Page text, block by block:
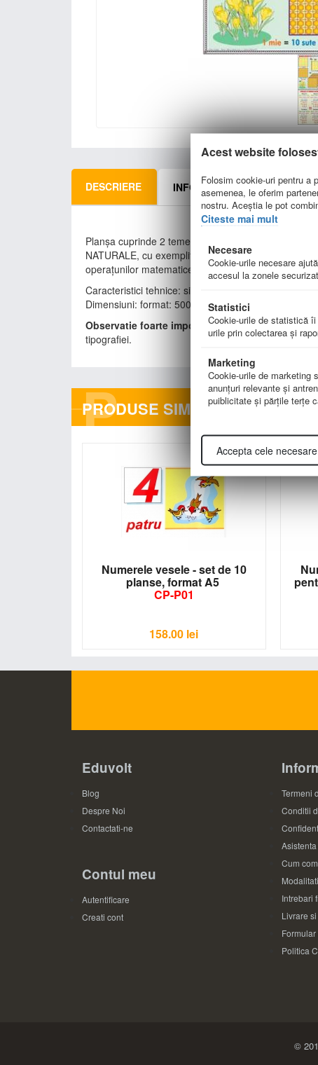
DESCRIERE INFORMATII LIVRARE
Planşa cuprinde 2 teme distincte, ordonate faţă-
NATURALE, cu exemplificări pentru cele 4
operațunilor matematice de bază (termen, sumă,
Caracteristici tehnice: silk dublu laminat, folie 25
Dimensiuni: format: 500x700 mm
Observatie foarte importanta:Plansa este
tipografiei.
P
PRODUSE SIMILARE
Numerele vesele - set de 10
planse, format A5
CP-P01
158.00 lei
Eduvolt
Blog
Despre Noi
Contactati-ne
Contul meu
Autentificare
Creati cont
Termeni
Conditii
Cum
Intrebari
Livrare
Politica
©
Acest website
Folosim cookie-uri pentru a
asemenea, le oferim
nostru. Aceștia le pot
Citeste mai mult
Necesare
Cookie-urile necesare
accesul la zonele
Statistici
Cookie-urile de statistică
urile prin colectarea şi
Marketing
Cookie-urile de marketing
anunţuri relevante şi
puiblicitate şi părţile terţe
Accepta cele necesare